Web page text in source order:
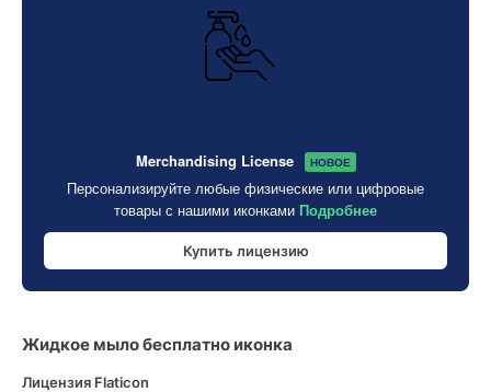
Merchandising License НОВОЕ
Персонализируйте любые физические или цифровые
товары с нашими иконками Подробнее
Купить лицензию
Жидкое мыло бесплатно иконка
Лицензия Flaticon